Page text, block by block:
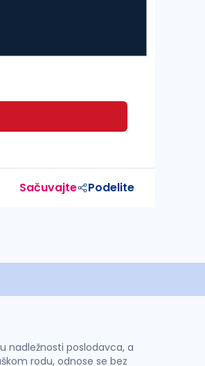
Sačuvajte Podelite
nadležnosti poslodavca, a
rodu, odnose se bez